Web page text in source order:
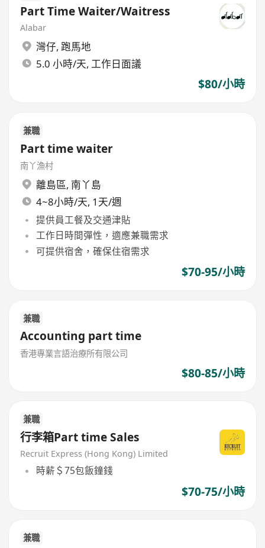
Part Time Waiter/Waitress
Alabar
灣仔, 跑馬地
5.0 小時/天, 工作日面議
$80/小時
兼職
Part time waiter
南丫漁村
離島區, 南丫島
4~8小時/天, 1天/週
提供員工餐及交通津貼
工作日時間彈性，適應兼職需求
可提供宿舍，確保住宿需求
$70-95/小時
兼職
Accounting part time
香港專業言語治療所有限公司
$80-85/小時
兼職
行李箱Part time Sales
Recruit Express (Hong Kong) Limited
時薪＄75包飯鐘錢
$70-75/小時
兼職